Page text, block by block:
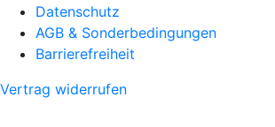
Datenschutz
AGB & Sonderbedingungen
Barrierefreiheit
Vertrag widerrufen